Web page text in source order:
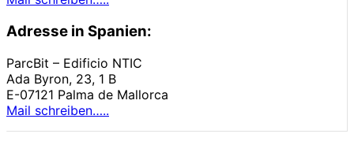
Adresse in Spanien:
ParcBit – Edificio NTIC
Ada Byron, 23, 1 B
E-07121 Palma de Mallorca
Mail schreiben…..